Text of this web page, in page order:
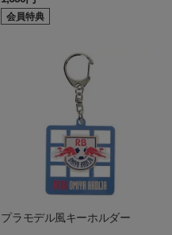
会員特典
プラモデル風キーホルダー